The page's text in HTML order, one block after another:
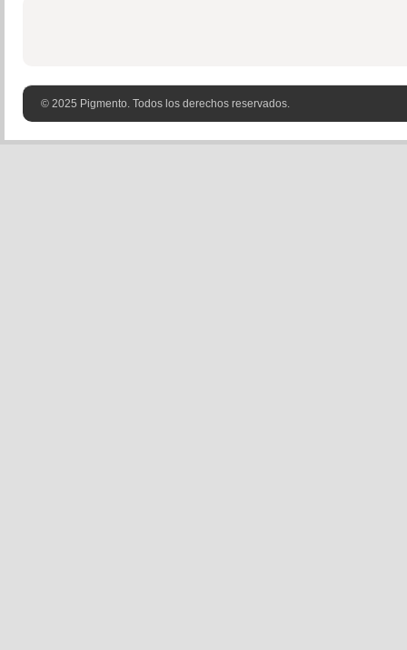
© 2025 Pigmento. Todos los derechos reservados.